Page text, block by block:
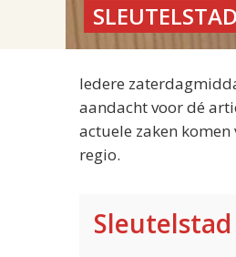
Iedere
aandacht voor dé
actuele zaken
regio.
Sleutelstad